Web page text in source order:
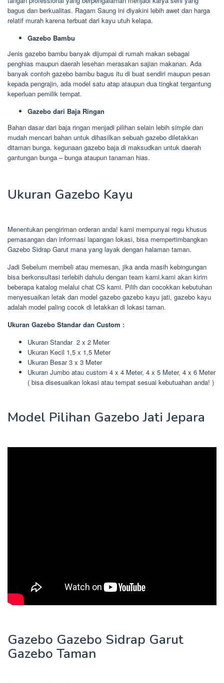
bagus dan berkualitas. Ragam Saung ini diyakini lebih awet dan harga
relatif murah karena terbuat dari kayu utuh kelapa.
Gazebo Bambu
Jenis gazebo bambu banyak dijumpai di rumah makan sebagai
penghias maupun daerah lesehan merasakan sajian makanan. Ada
banyak contoh gazebo bambu bagus itu di buat sendiri maupun pesan
kepada pengrajin, ada model satu atap ataupun dua tingkat tergantung
keperluan pemilik tempat.
Gazebo dari Baja Ringan
Bahan dasar dari baja ringan menjadi pilihan selain lebih simple dan
mudah mencari bahan untuk dihasilkan sebuah gazebo diletakkan
ditaman bunga. kegunaan gazebo baja di maksudkan untuk daerah
gantungan bunga – bunga ataupun tanaman hias.
Ukuran Gazebo Kayu
Menentukan pengiriman orderan anda! kami mempunyai regu khusus
pemasangan dan informasi lapangan lokasi, bisa mempertimbangkan
Gazebo Sidrap Garut mana yang layak dengan halaman taman.
Jadi Sebelum membeli atau memesan, jika anda masih kebingungan
bisa berkonsultasi terlebih dahulu dengan team kami.kami akan kirim
beberapa katalog melalui chat CS kami. Pilih dan cocokkan kebutuhan
menyesuaikan letak dan model gazebo gazebo kayu jati, gazebo kayu
adalah model paling cocok di letakkan di lokasi taman.
Ukuran Gazebo Standar dan Custom :
Ukuran Standar 2 x 2 Meter
Ukuran Kecil 1,5 x 1,5 Meter
Ukuran Besar 3 x 3 Meter
Ukuran Jumbo atau custom 4 x 4 Meter, 4 x 5 Meter, 4 x 6 Meter
( bisa disesuaikan lokasi atau tempat sesuai kebutuahan anda! )
Model Pilihan Gazebo Jati Jepara
Gazebo Gazebo Sidrap Garut
Gazebo Taman